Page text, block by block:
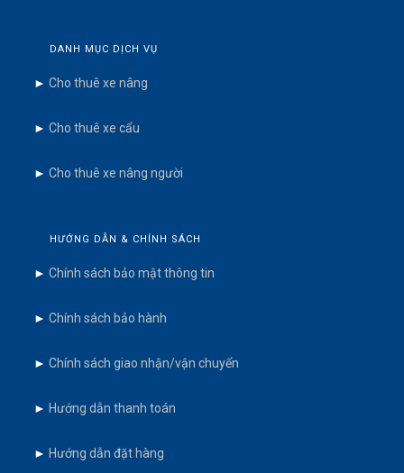
DANH MỤC DỊCH VỤ
►Cho thuê xe nâng
►Cho thuê xe cẩu
►Cho thuê xe nâng người
HƯỚNG DẪN & CHÍNH SÁCH
►Chính sách bảo mật thông tin
►Chính sách bảo hành
►Chính sách giao nhận/vận chuyển
► Hướng dẫn thanh toán
► Hướng dẫn đặt hàng